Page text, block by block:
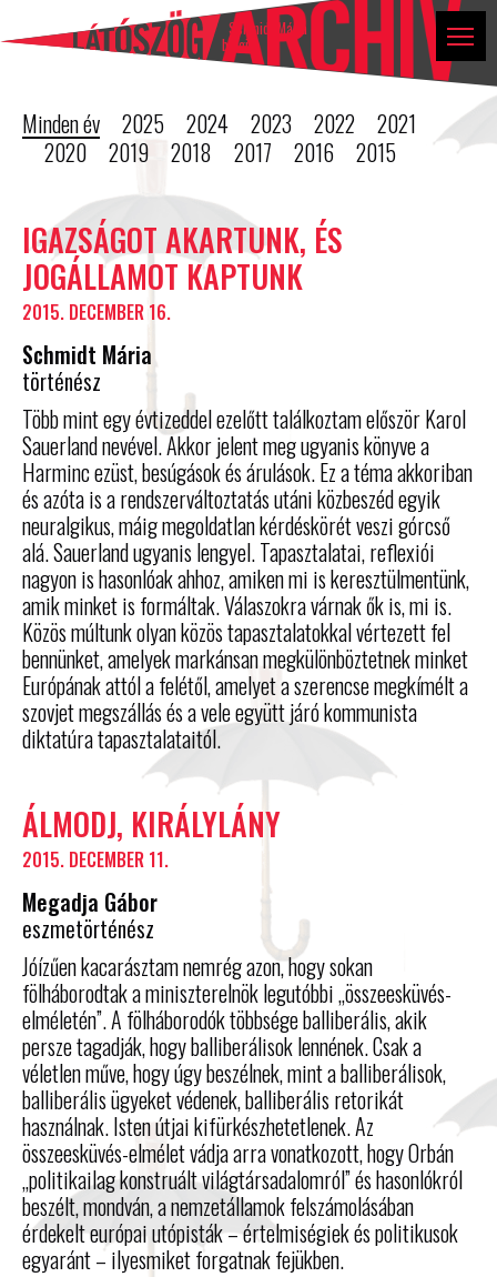
Látószög
blog Schmidt Mária
blogja
Tovább a tartalomhoz
Ugrás a lábléchez
Minden év 2025 2024 2023 2022
2021
2020
2019 2018 2017 2016 2015
Blog
bejegyzések
listája
IGAZSÁGOT AKARTUNK, ÉS
JOGÁLLAMOT KAPTUNK
2015. DECEMBER 16.
Schmidt Mária
történész
Több mint egy évtizeddel ezelőtt találkoztam először Karol
Sauerland nevével. Akkor jelent meg ugyanis könyve a
Harminc ezüst, besúgások és árulások. Ez a téma akkoriban
és azóta is a rendszerváltoztatás utáni közbeszéd egyik
neuralgikus, máig megoldatlan kérdéskörét veszi górcső
alá. Sauerland ugyanis lengyel. Tapasztalatai, reflexiói
nagyon is hasonlóak ahhoz, amiken mi is keresztülmentünk,
amik minket is formáltak. Válaszokra várnak ők is, mi is.
Közös múltunk olyan közös tapasztalatokkal vértezett fel
bennünket, amelyek markánsan megkülönböztetnek minket
Európának attól a felétől, amelyet a szerencse megkímélt a
szovjet megszállás és a vele együtt járó kommunista
diktatúra tapasztalataitól.
ÁLMODJ, KIRÁLYLÁNY
2015. DECEMBER 11.
Megadja Gábor
eszmetörténész
Jóízűen kacarásztam nemrég azon, hogy sokan
fölháborodtak a miniszterelnök legutóbbi „összeesküvés-
elméletén”. A fölháborodók többsége balliberális, akik
persze tagadják, hogy balliberálisok lennének. Csak a
véletlen műve, hogy úgy beszélnek, mint a balliberálisok,
balliberális ügyeket védenek, balliberális retorikát
használnak. Isten útjai kifürkészhetetlenek. Az
összeesküvés-elmélet vádja arra vonatkozott, hogy Orbán
„politikailag konstruált világtársadalomról” és hasonlókról
beszélt, mondván, a nemzetállamok felszámolásában
érdekelt európai utópisták – értelmiségiek és politikusok
egyaránt – ilyesmiket forgatnak fejükben.